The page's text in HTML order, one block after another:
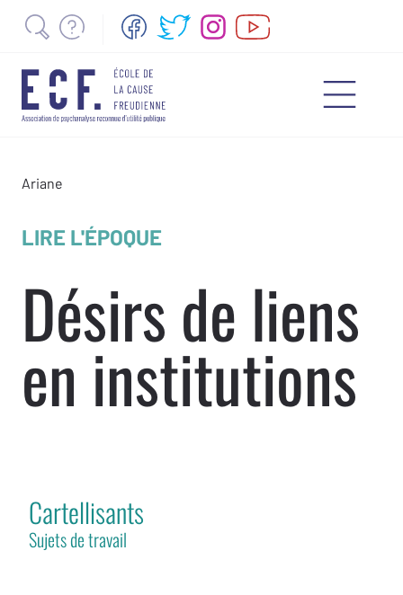
Ariane
LIRE L'ÉPOQUE
Désirs de liens
en institutions
Cartellisants
Sujets de travail